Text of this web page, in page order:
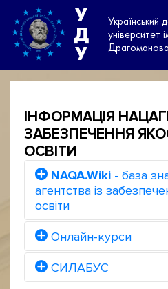
У
Д
У
Український
університет
Драгоманова
ІНФОРМАЦІЯ
ЗАБЕЗПЕЧЕННЯ
ОСВІТИ
NAQA.Wiki - база
агентства із
освіти
Онлайн-курси
СИЛАБУС